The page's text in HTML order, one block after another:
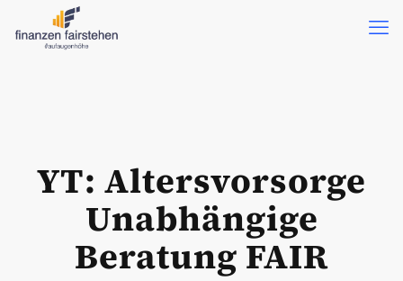
YT: Altersvorsorge
Unabhängige
Beratung FAIR